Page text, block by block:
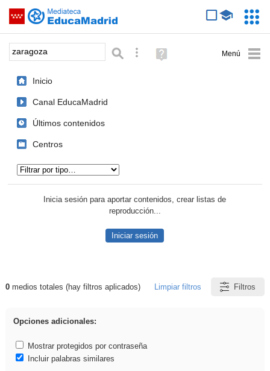
Saltar navegación
Palabra o frase: Búsqueda avanzada
Ayuda
(en
Inicio
Canal EducaMadrid
Últimos contenidos
Centros
Inicia sesión para aportar contenidos, crear listas de
reproducción...
Iniciar sesión
Resultados de: zaragoza
0medios totales (hay filtros aplicados) Limpiar filtros Filtros
Opciones adicionales:
Mostrar protegidos por contraseña
Incluir palabras similares